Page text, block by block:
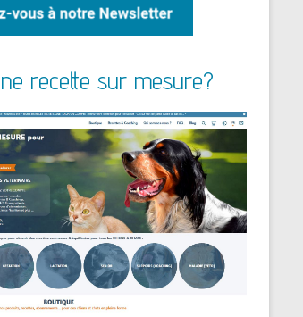
recette sur mesure?